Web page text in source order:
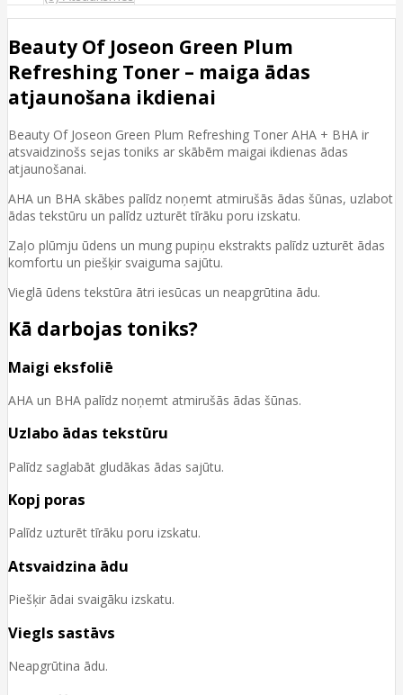
Beauty Of Joseon Green Plum
Refreshing Toner – maiga ādas
atjaunošana ikdienai
Beauty Of Joseon Green Plum Refreshing Toner AHA + BHA ir
atsvaidzinošs sejas toniks ar skābēm maigai ikdienas ādas
atjaunošanai.
AHA un BHA skābes palīdz noņemt atmirušās ādas šūnas, uzlabot
ādas tekstūru un palīdz uzturēt tīrāku poru izskatu.
Zaļo plūmju ūdens un mung pupiņu ekstrakts palīdz uzturēt ādas
komfortu un piešķir svaiguma sajūtu.
Vieglā ūdens tekstūra ātri iesūcas un neapgrūtina ādu.
Kā darbojas toniks?
Maigi eksfoliē
AHA un BHA palīdz noņemt atmirušās ādas šūnas.
Uzlabo ādas tekstūru
Palīdz saglabāt gludākas ādas sajūtu.
Kopj poras
Palīdz uzturēt tīrāku poru izskatu.
Atsvaidzina ādu
Piešķir ādai svaigāku izskatu.
Viegls sastāvs
Neapgrūtina ādu.